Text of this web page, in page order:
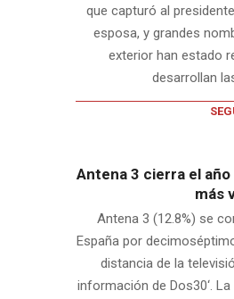
que capturó al
esposa, y grandes
exterior han estado
desarrollan
Antena 3 cierra el
más
Antena 3 (12.8%) se
España por
distancia de la
información de Dos30‘.